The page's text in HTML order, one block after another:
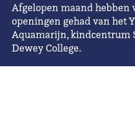
Afgelopen maand hebben
openingen gehad van het
Aquamarijn, kindcentrum
Dewey College.